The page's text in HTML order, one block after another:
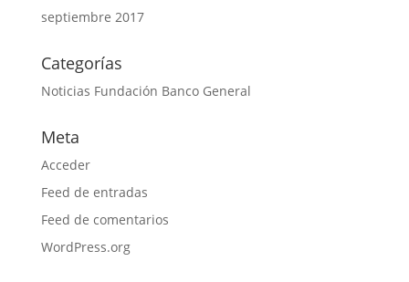
septiembre 2017
Categorías
Noticias Fundación Banco General
Meta
Acceder
Feed de entradas
Feed de comentarios
WordPress.org